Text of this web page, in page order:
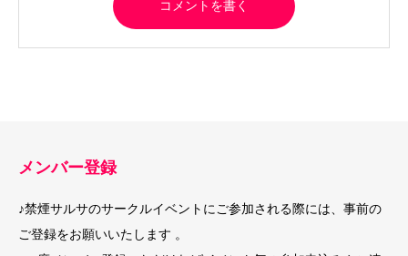
メンバー登録
♪禁煙サルサのサークルイベントにご参加される際には、事前の
ご登録をお願いいたします 。